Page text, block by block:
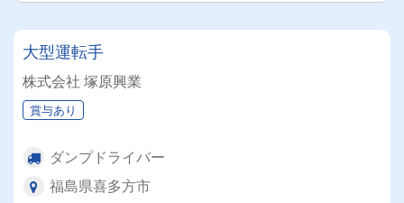
大型運転手
株式会社 塚原興業
賞与あり
ダンプドライバー
福島県喜多方市